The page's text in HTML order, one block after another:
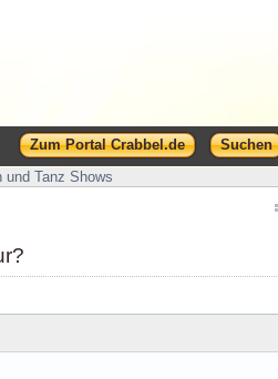
Zum Portal Crabbel.de Suchen
und Tanz Shows